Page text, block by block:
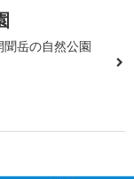
聞岳の自然公園